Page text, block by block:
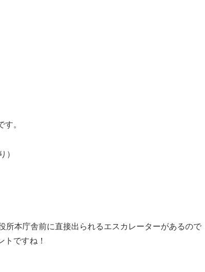
。
本庁舎前に直接出られるエスカレーターがあるので
ですね！